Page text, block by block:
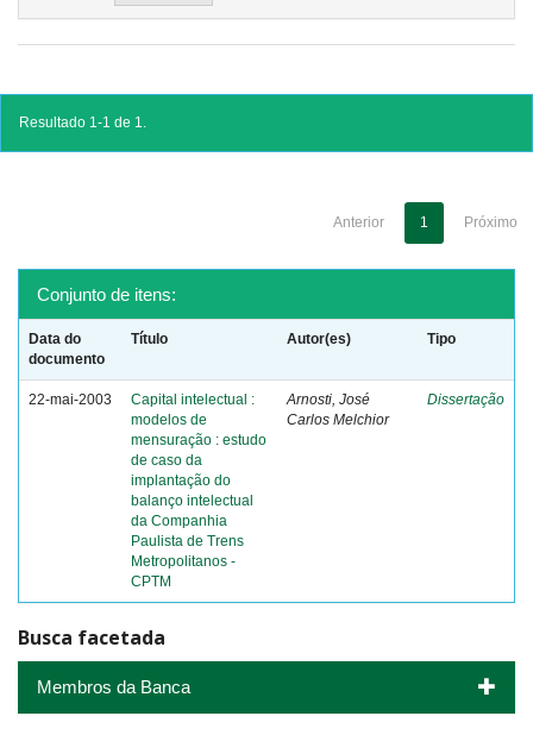
Resultado 1-1 de 1.
Anterior 1 Próximo
Conjunto de itens:
Data do
documento
Título Autor(es) Tipo
22-mai-2003
Capital intelectual :
modelos de
mensuração : estudo
de caso da
implantação do
balanço intelectual
da Companhia
Paulista de Trens
Metropolitanos -
CPTM
Arnosti, José
Carlos Melchior
Dissertação
Busca facetada
Membros da Banca